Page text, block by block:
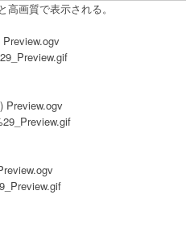
画質で表示される。
Preview.ogv